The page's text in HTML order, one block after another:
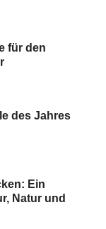
für den
des Jahres
Ein
Natur und